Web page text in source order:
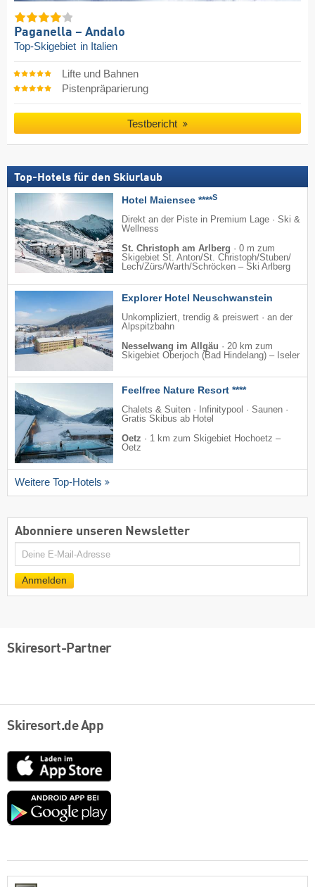
Paganella – Andalo
Top-Skigebiet in Italien
Lifte und Bahnen
Pistenpräparierung
Testbericht
Top-Hotels für den Skiurlaub
Hotel Maiensee ****S
Direkt an der Piste in Premium Lage · Ski &
Wellness
St. Christoph am Arlberg · 0 m zum
Skigebiet St. Anton/​St. Christoph/​Stuben/​
Lech/​Zürs/​Warth/​Schröcken – Ski Arlberg
Explorer Hotel Neuschwanstein
Unkompliziert, trendig & preiswert · an der
Alpspitzbahn
Nesselwang im Allgäu · 20 km zum
Skigebiet Oberjoch (Bad Hindelang) – Iseler
Feelfree Nature Resort ****
Chalets & Suiten · Infinitypool · Saunen ·
Gratis Skibus ab Hotel
Oetz · 1 km zum Skigebiet Hochoetz –
Oetz
Weitere Top-Hotels
Abonniere unseren Newsletter
E-
Anmelden
Skiresort-Partner
Skiresort.de App
App
Store
Google